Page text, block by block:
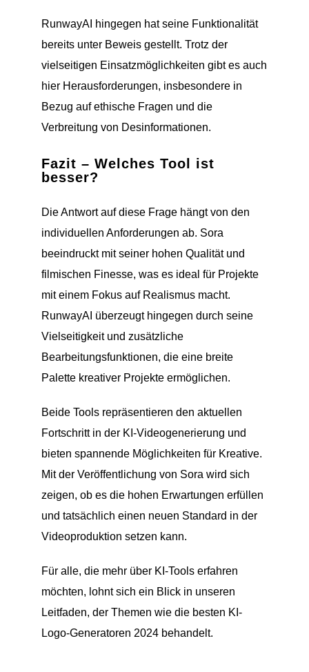
RunwayAI hingegen hat seine Funktionalität
bereits unter Beweis gestellt. Trotz der
vielseitigen Einsatzmöglichkeiten gibt es auch
hier Herausforderungen, insbesondere in
Bezug auf ethische Fragen und die
Verbreitung von Desinformationen.
Fazit – Welches Tool ist
besser?
Die Antwort auf diese Frage hängt von den
individuellen Anforderungen ab. Sora
beeindruckt mit seiner hohen Qualität und
filmischen Finesse, was es ideal für Projekte
mit einem Fokus auf Realismus macht.
RunwayAI überzeugt hingegen durch seine
Vielseitigkeit und zusätzliche
Bearbeitungsfunktionen, die eine breite
Palette kreativer Projekte ermöglichen.
Beide Tools repräsentieren den aktuellen
Fortschritt in der KI-Videogenerierung und
bieten spannende Möglichkeiten für Kreative.
Mit der Veröffentlichung von Sora wird sich
zeigen, ob es die hohen Erwartungen erfüllen
und tatsächlich einen neuen Standard in der
Videoproduktion setzen kann.
Für alle, die mehr über KI-Tools erfahren
möchten, lohnt sich ein Blick in unseren
Leitfaden, der Themen wie die besten KI-
Logo-Generatoren 2024 behandelt.